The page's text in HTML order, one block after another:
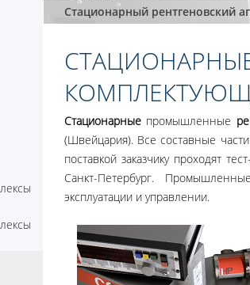
Стационарный рентгеновский
Стационарныепромышленные
(Швейцария). Все составные
поставкой заказчику проходят
Санкт-Петербург.
эксплуатации и управлении.